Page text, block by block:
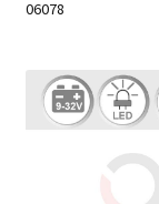
06078